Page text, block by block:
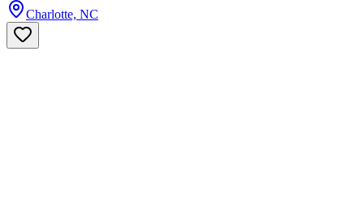
Charlotte, NC